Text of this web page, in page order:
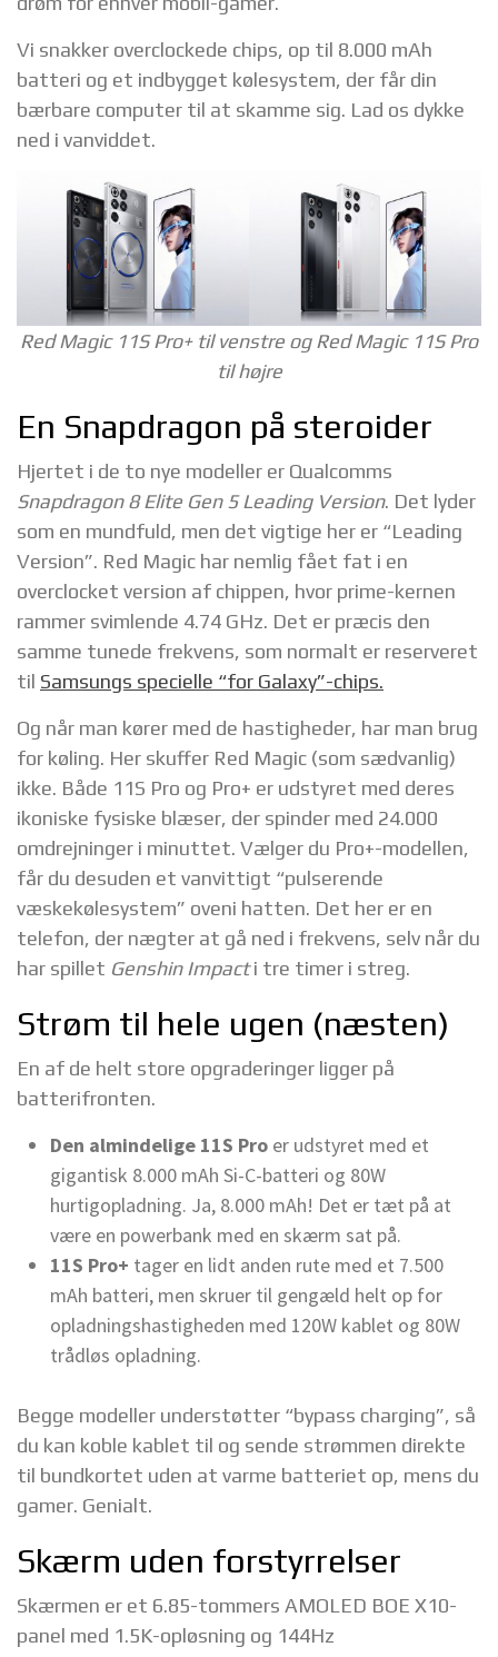
Vi snakker overclockede chips, op til 8.000 mAh
batteri og et indbygget kølesystem, der får din
bærbare computer til at skamme sig. Lad os dykke
ned i vanviddet.
Red Magic 11S Pro+ til venstre og Red Magic 11S Pro
til højre
En Snapdragon på steroider
Hjertet i de to nye modeller er Qualcomms
Snapdragon 8 Elite Gen 5 Leading Version. Det lyder
som en mundfuld, men det vigtige her er “Leading
Version”. Red Magic har nemlig fået fat i en
overclocket version af chippen, hvor prime-kernen
rammer svimlende 4.74 GHz. Det er præcis den
samme tunede frekvens, som normalt er reserveret
til Samsungs specielle “for Galaxy”-chips.
Og når man kører med de hastigheder, har man brug
for køling. Her skuffer Red Magic (som sædvanlig)
ikke. Både 11S Pro og Pro+ er udstyret med deres
ikoniske fysiske blæser, der spinder med 24.000
omdrejninger i minuttet. Vælger du Pro+-modellen,
får du desuden et vanvittigt “pulserende
væskekølesystem” oveni hatten. Det her er en
telefon, der nægter at gå ned i frekvens, selv når du
har spillet Genshin Impacti tre timer i streg.
Strøm til hele ugen (næsten)
En af de helt store opgraderinger ligger på
batterifronten.
Den almindelige 11S Pro er udstyret med et
gigantisk 8.000 mAh Si-C-batteri og 80W
hurtigopladning. Ja, 8.000 mAh! Det er tæt på at
være en powerbank med en skærm sat på.
11S Pro+ tager en lidt anden rute med et 7.500
mAh batteri, men skruer til gengæld helt op for
opladningshastigheden med 120W kablet og 80W
trådløs opladning.
Begge modeller understøtter “bypass charging”, så
du kan koble kablet til og sende strømmen direkte
til bundkortet uden at varme batteriet op, mens du
gamer. Genialt.
Skærm uden forstyrrelser
Skærmen er et 6.85-tommers AMOLED BOE X10-
panel med 1.5K-opløsning og 144Hz